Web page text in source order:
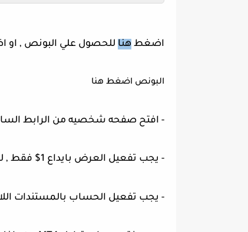
اضغط هنا للحصول علي البونص , او
البونص اضغط هنا
- افتح صفحه شخصيه من الرابط
- يجب تفعيل العرض بايداع 1$ فقط , لحجز تذكرتك في العرض .
- يجب تفعيل الحساب بالمستندات